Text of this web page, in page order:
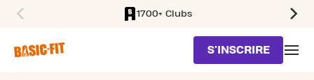
1700+ Clubs
S'INSCRIRE